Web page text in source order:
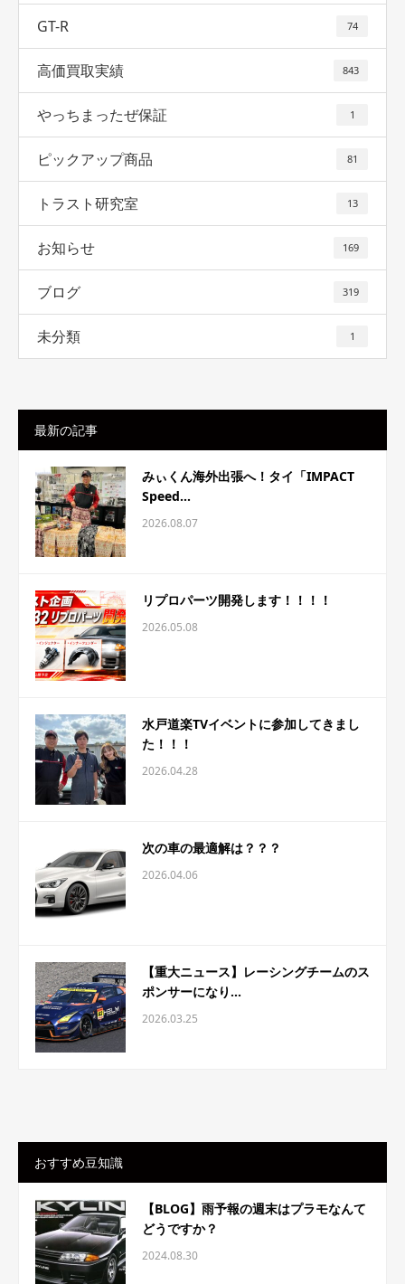
GT-R 74
高価買取実績 843
やっちまったぜ保証 1
ピックアップ商品 81
トラスト研究室 13
お知らせ 169
ブログ 319
未分類 1
最新の記事
みぃくん海外出張へ！タイ「IMPACT
Speed...
2026.08.07
リプロパーツ開発します！！！！
2026.05.08
水戸道楽TVイベントに参加してきまし
た！！！
2026.04.28
次の車の最適解は？？？
2026.04.06
【重大ニュース】レーシングチームのス
ポンサーになり...
2026.03.25
おすすめ豆知識
【BLOG】雨予報の週末はプラモなんて
どうですか？
2024.08.30